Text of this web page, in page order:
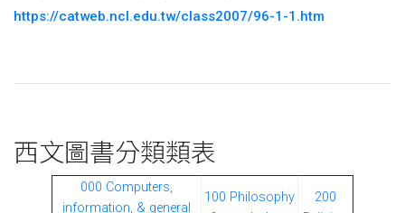
https://catweb.ncl.edu.tw/class2007/96-1-1.htm
西文圖書分類類表
000 Computers,
information, & general
100 Philosophy
200